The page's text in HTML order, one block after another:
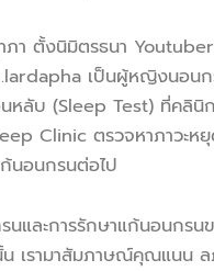
า ตั้งนิมิตรธนา
เป็นผู้หญิงนอนก
หลับ (Sleep Test) ที่คลินิ
Clinic ตรวจหาภาวะห
ก้นอนกรนต่อไป
และการรักษาแก้นอนกร
น เรามาสัมภาษณ์คุณแนน ล